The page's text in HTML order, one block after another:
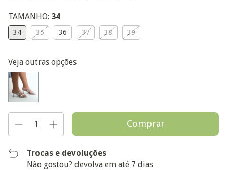
TAMANHO: 34
34 35 36 37 38 39
Veja outras opções
Trocas e devoluções
Não gostou? devolva em até 7 dias